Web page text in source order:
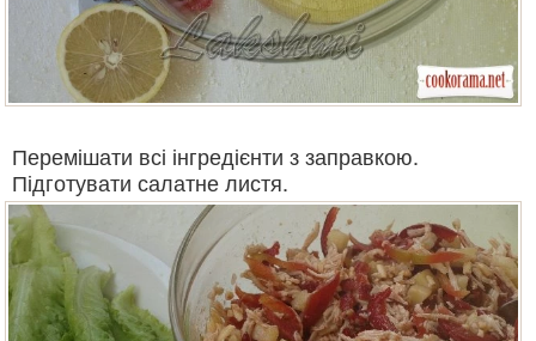
Перемішати всі інгредієнти з заправкою.
Підготувати салатне листя.